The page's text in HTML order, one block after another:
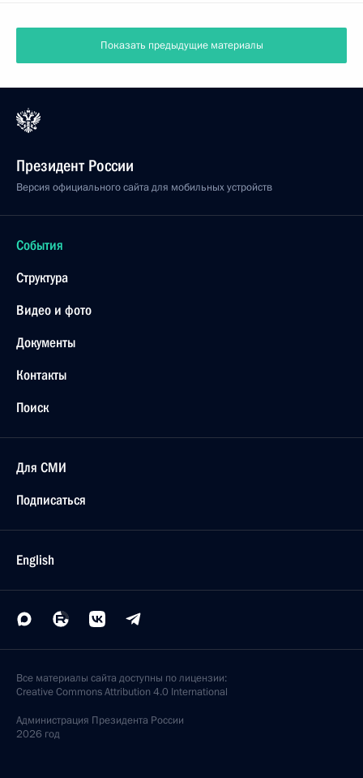
Показать предыдущие материалы
Президент России
Версия официального сайта для мобильных устройств
События
Структура
Видео и фото
Документы
Контакты
Поиск
Для СМИ
Подписаться
English
Все материалы сайта доступны по лицензии:
Creative Commons Attribution 4.0 International
Администрация Президента России
2026 год